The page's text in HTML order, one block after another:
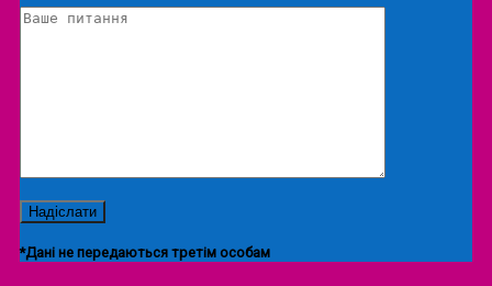
*Дані не передаються третім особам